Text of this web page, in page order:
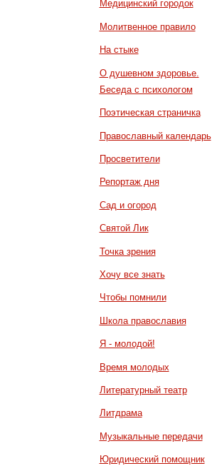
Медицинский городок
Молитвенное правило
На стыке
О душевном здоровье.
Беседа с психологом
Поэтическая страничка
Православный календарь
Просветители
Репортаж дня
Сад и огород
Святой Лик
Точка зрения
Хочу все знать
Чтобы помнили
Школа православия
Я - молодой!
Время молодых
Литературный театр
Литдрама
Музыкальные передачи
Юридический помощник